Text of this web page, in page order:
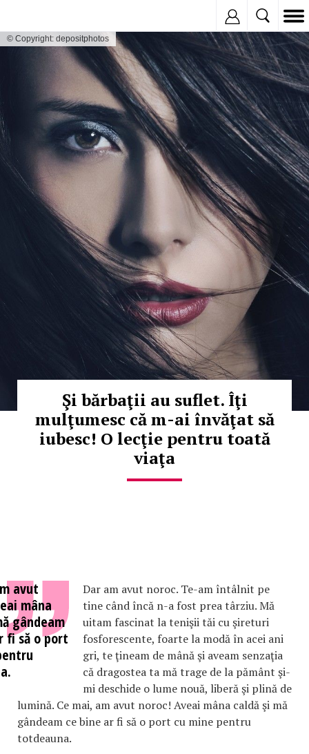
© Copyright: depositphotos
Şi bărbaţii au suflet. Îţi
mulţumesc că m-ai învăţat să
iubesc! O lecţie pentru toată
viaţa
avut
mâna
gândeam
fi să o port
Dar am avut noroc. Te-am întâlnit pe
tine când încă n-a fost prea târziu. Mă
uitam fascinat la tenişii tăi cu şireturi
fosforescente, foarte la modă în acei ani
gri, te ţineam de mână şi aveam senzaţia
că dragostea ta mă trage de la pământ şi-
mi deschide o lume nouă, liberă şi plină de
lumină. Ce mai, am avut noroc! Aveai mâna caldă şi mă
gândeam ce bine ar fi să o port cu mine pentru
totdeauna.